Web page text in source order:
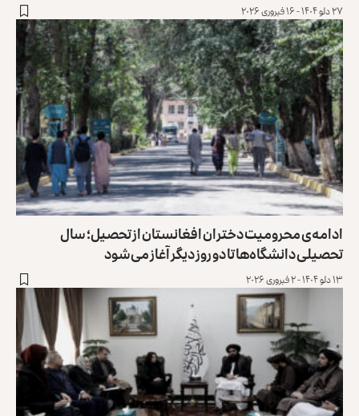
۲۷ دلو ۱۴۰۴ - ۱۶ فبروری ۲۰۲۶
ادامه‌ی محرومیت دختران افغانستان از تحصیل؛ سال
تحصیلی دانشگاه‌ها تا دو روز دیگر آغاز می‌شود
۱۳ دلو ۱۴۰۴ - ۲ فبروری ۲۰۲۶